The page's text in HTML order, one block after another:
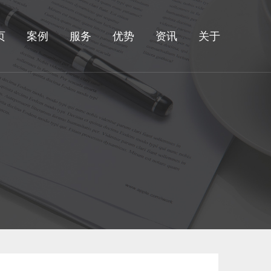
案例 服务 优势 资讯 关于